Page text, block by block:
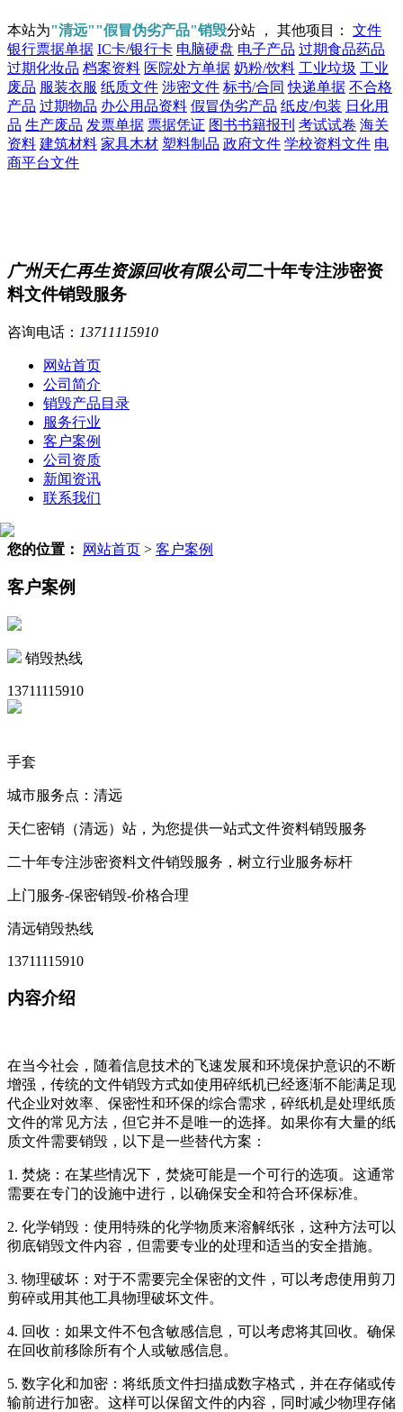
本站为"清远""假冒伪劣产品"销毁分站 ， 其他项目： 文件
银行票据单据 IC卡/银行卡 电脑硬盘 电子产品 过期食品药品
过期化妆品 档案资料 医院处方单据 奶粉/饮料 工业垃圾 工业
废品 服装衣服 纸质文件 涉密文件 标书/合同 快递单据 不合格
产品 过期物品 办公用品资料 假冒伪劣产品 纸皮/包装 日化用
品 生产废品 发票单据 票据凭证 图书书籍报刊 考试试卷 海关
资料 建筑材料 家具木材 塑料制品 政府文件 学校资料文件 电
商平台文件
广州天仁再生资源回收有限公司二十年专注涉密资
料文件销毁服务
咨询电话： 13711115910
网站首页
公司简介
销毁产品目录
服务行业
客户案例
公司资质
新闻资讯
联系我们
您的位置： 网站首页 > 客户案例
客户案例
销毁热线
13711115910
手套
城市服务点：清远
天仁密销（清远）站，为您提供一站式文件资料销毁服务
二十年专注涉密资料文件销毁服务，树立行业服务标杆
上门服务-保密销毁-价格合理
清远销毁热线
13711115910
内容介绍
在当今社会，随着信息技术的飞速发展和环境保护意识的不断
增强，传统的文件销毁方式如使用碎纸机已经逐渐不能满足现
代企业对效率、保密性和环保的综合需求，碎纸机是处理纸质
文件的常见方法，但它并不是唯一的选择。如果你有大量的纸
质文件需要销毁，以下是一些替代方案：
1. 焚烧：在某些情况下，焚烧可能是一个可行的选项。这通常
需要在专门的设施中进行，以确保安全和符合环保标准。
2. 化学销毁：使用特殊的化学物质来溶解纸张，这种方法可以
彻底销毁文件内容，但需要专业的处理和适当的安全措施。
3. 物理破坏：对于不需要完全保密的文件，可以考虑使用剪刀
剪碎或用其他工具物理破坏文件。
4. 回收：如果文件不包含敏感信息，可以考虑将其回收。确保
在回收前移除所有个人或敏感信息。
5. 数字化和加密：将纸质文件扫描成数字格式，并在存储或传
输前进行加密。这样可以保留文件的内容，同时减少物理存储